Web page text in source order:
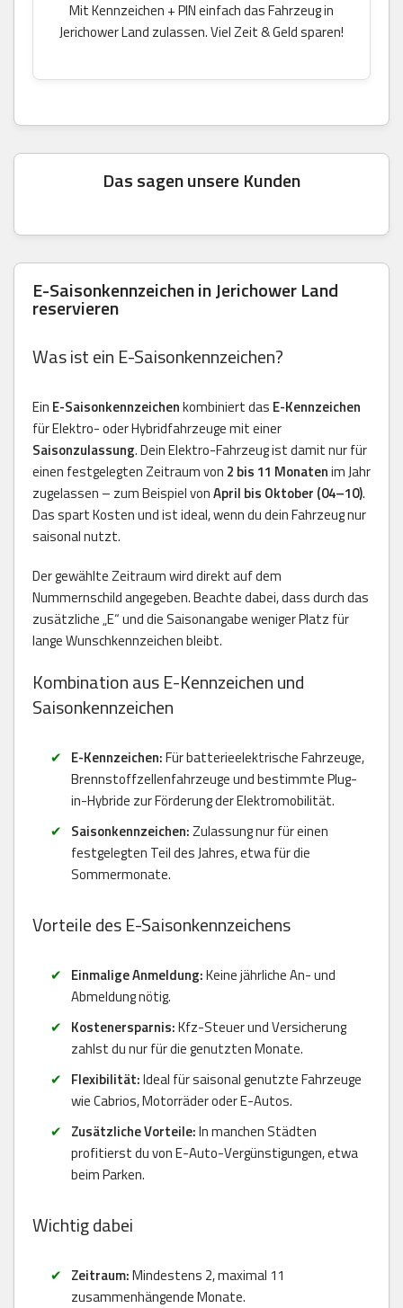
Mit Kennzeichen + PIN einfach das Fahrzeug in
Jerichower Land zulassen. Viel Zeit & Geld sparen!
Das sagen unsere Kunden
E-Saisonkennzeichen in Jerichower Land
reservieren
Was ist ein E-Saisonkennzeichen?
Ein E-Saisonkennzeichenkombiniert das E-Kennzeichen
für Elektro- oder Hybridfahrzeuge mit einer
Saisonzulassung. Dein Elektro-Fahrzeug ist damit nur für
einen festgelegten Zeitraum von 2 bis 11 Monatenim Jahr
zugelassen – zum Beispiel vonApril bis Oktober (04–10).
Das spart Kosten und ist ideal, wenn du dein Fahrzeug nur
saisonal nutzt.
Der gewählte Zeitraum wird direkt auf dem
Nummernschild angegeben. Beachte dabei, dass durch das
zusätzliche „E“ und die Saisonangabe weniger Platz für
lange Wunschkennzeichen bleibt.
Kombination aus E-Kennzeichen und
Saisonkennzeichen
E-Kennzeichen:Für batterieelektrische Fahrzeuge,
Brennstoffzellenfahrzeuge und bestimmte Plug-
in-Hybride zur Förderung der Elektromobilität.
Saisonkennzeichen:Zulassung nur für einen
festgelegten Teil des Jahres, etwa für die
Sommermonate.
Vorteile des E-Saisonkennzeichens
Einmalige Anmeldung:Keine jährliche An- und
Abmeldung nötig.
Kostenersparnis:Kfz-Steuer und Versicherung
zahlst du nur für die genutzten Monate.
Flexibilität:Ideal für saisonal genutzte Fahrzeuge
wie Cabrios, Motorräder oder E-Autos.
Zusätzliche Vorteile:In manchen Städten
profitierst du von E-Auto-Vergünstigungen, etwa
beim Parken.
Wichtig dabei
Zeitraum:Mindestens 2, maximal 11
zusammenhängende Monate.